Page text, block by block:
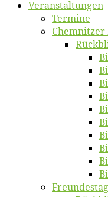
Ver­an­stal­tun­gen
Ter­mi­ne